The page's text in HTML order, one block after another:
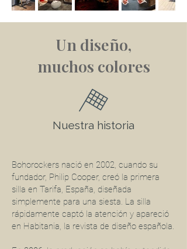
Un diseño,
muchos colores
Nuestra historia
Bohorockers nació en 2002, cuando su
fundador, Philip Cooper, creó la primera
silla en Tarifa, España, diseñada
simplemente para una siesta. La silla
rápidamente captó la atención y apareció
en Habitania, la revista de diseño española.